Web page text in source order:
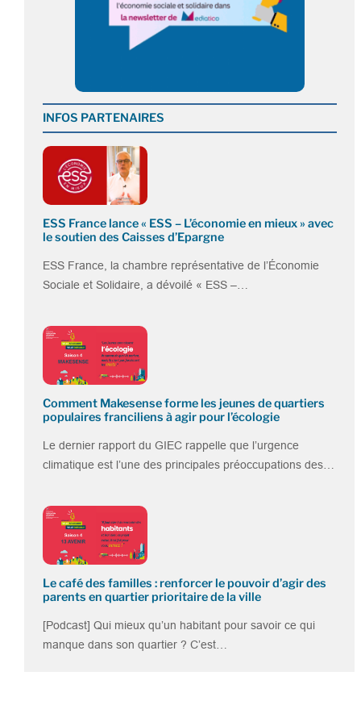
INFOS PARTENAIRES
ESS France lance « ESS – L’économie en mieux » avec
le soutien des Caisses d’Epargne
ESS France, la chambre représentative de l’Économie
Sociale et Solidaire, a dévoilé « ESS –…
Comment Makesense forme les jeunes de quartiers
populaires franciliens à agir pour l’écologie
Le dernier rapport du GIEC rappelle que l’urgence
climatique est l’une des principales préoccupations des…
Le café des familles : renforcer le pouvoir d’agir des
parents en quartier prioritaire de la ville
[Podcast] Qui mieux qu’un habitant pour savoir ce qui
manque dans son quartier ? C’est…